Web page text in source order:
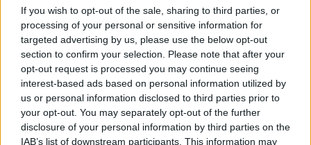
If you wish to opt-out of the sale, sharing to third parties, or
processing of your personal or sensitive information for
targeted advertising by us, please use the below opt-out
section to confirm your selection. Please note that after your
opt-out request is processed you may continue seeing
interest-based ads based on personal information utilized by
us or personal information disclosed to third parties prior to
your opt-out. You may separately opt-out of the further
disclosure of your personal information by third parties on the
IAB’s list of downstream participants. This information may
Utolsó
tájkép c.
előadásban
Egy korábbi szabadkai koncert tapasztalata alapján
szinte magától adódott az ötlet, hogySzabados
július 12-i önálló avignoni koncertje után a két
zenész együtt is fellépjen azon a fesztiválon,
amelynek metszéspontjában Nagy József
munkássága áll.